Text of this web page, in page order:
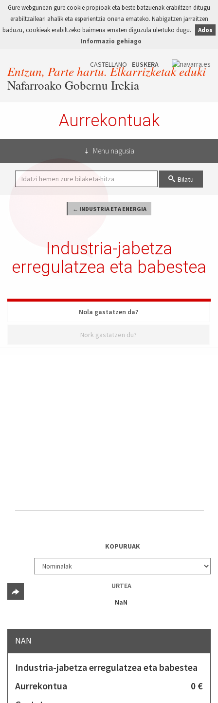
Gure webgunean gure cookie propioak eta beste batzuenak erabiltzen ditugu
erabiltzaileari ahalik eta esperientzia onena emateko. Nabigatzen jarraitzen
baduzu, cookieak erabiltzeko baimena ematen diguzula ulertuko dugu.
Ados
Informazio gehiago
Entzun, Parte hartu. Elkarrizketak eduki
Nafarroako Gobernu Irekia
Aurrekontuak
Menu nagusia
Bilatu
← INDUSTRIA ETA ENERGIA
Industria-jabetza
erregulatzea eta babestea
Nola gastatzen da?
Nork gastatzen du?
KOPURUAK
URTEA
NaN
NAN
Industria-jabetza erregulatzea eta babestea
Aurrekontua
0 €